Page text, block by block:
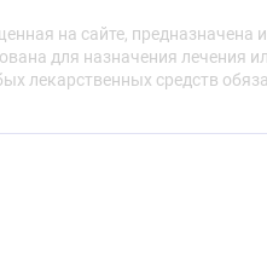
на сайте, предназначена
для назначения лечения
лекарственных средств